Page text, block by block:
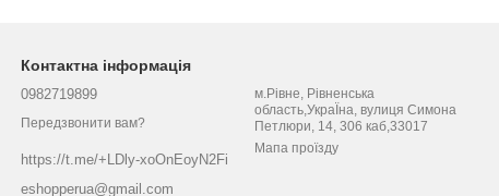
Контактна інформація
0982719899
Передзвонити вам?
https://t.me/+LDly-xoOnEoyN2Fi
eshopperua@gmail.com
м.Рівне, Рівненська
область,УкраЇна, вулиця Симона
Петлюри, 14, 306 каб,33017
Мапа проїзду